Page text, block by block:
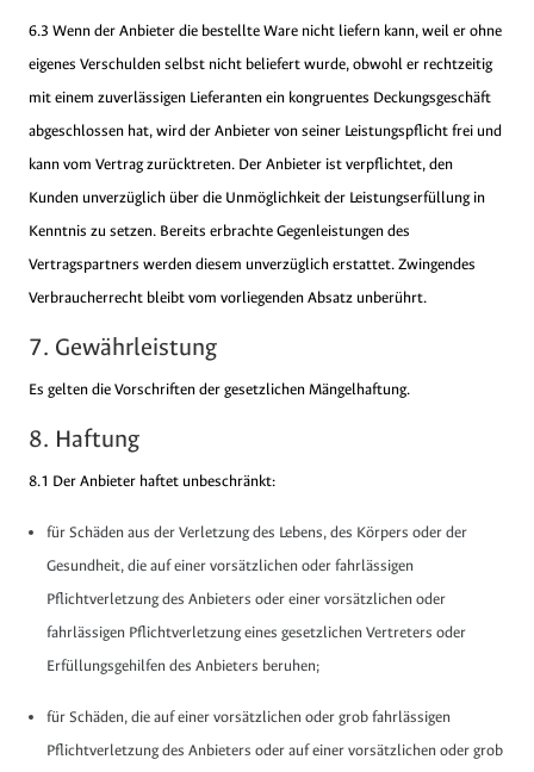
6.3 Wenn der Anbieter die bestellte Ware nicht liefern kann, weil er ohne
eigenes Verschulden selbst nicht beliefert wurde, obwohl er rechtzeitig
mit einem zuverlässigen Lieferanten ein kongruentes Deckungsgeschäft
abgeschlossen hat, wird der Anbieter von seiner Leistungspflicht frei und
kann vom Vertrag zurücktreten. Der Anbieter ist verpflichtet, den
Kunden unverzüglich über die Unmöglichkeit der Leistungserfüllung in
Kenntnis zu setzen. Bereits erbrachte Gegenleistungen des
Vertragspartners werden diesem unverzüglich erstattet. Zwingendes
Verbraucherrecht bleibt vom vorliegenden Absatz unberührt.
7. Gewährleistung
Es gelten die Vorschriften der gesetzlichen Mängelhaftung.
8. Haftung
8.1 Der Anbieter haftet unbeschränkt:
für Schäden aus der Verletzung des Lebens, des Körpers oder der
Gesundheit, die auf einer vorsätzlichen oder fahrlässigen
Pflichtverletzung des Anbieters oder einer vorsätzlichen oder
fahrlässigen Pflichtverletzung eines gesetzlichen Vertreters oder
Erfüllungsgehilfen des Anbieters beruhen;
für Schäden, die auf einer vorsätzlichen oder grob fahrlässigen
Pflichtverletzung des Anbieters oder auf einer vorsätzlichen oder grob